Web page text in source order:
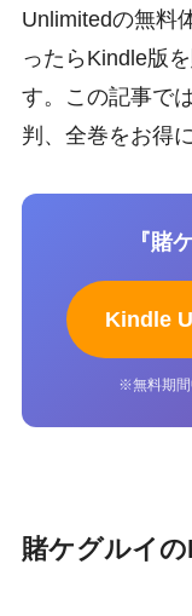
Unlimitedの無料
ったらKindle版
す。この記事で
判、全巻をお得
『賭
Kindle
※無料期間
賭ケグルイ